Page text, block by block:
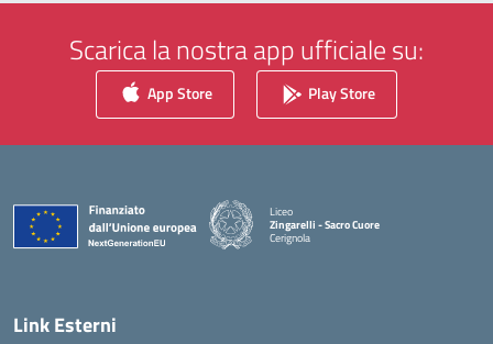
Scarica la nostra app ufficiale su:
App Store Play Store
Liceo
Zingarelli - Sacro Cuore
Cerignola
— Visita la pagina iniziale della scuola
Link Esterni